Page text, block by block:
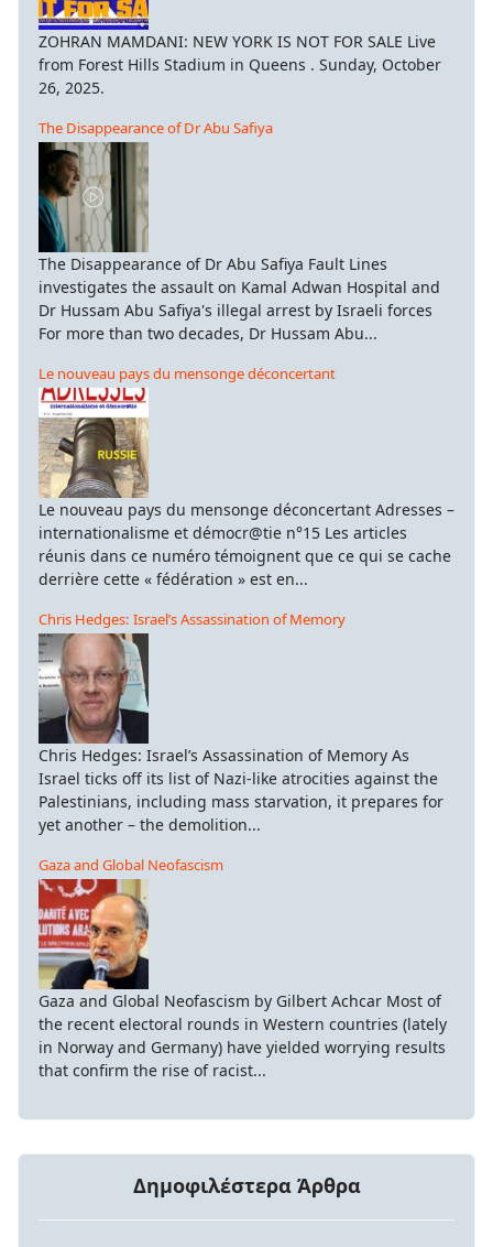
ZOHRAN MAMDANI: NEW YORK IS NOT FOR SALE Live
from Forest Hills Stadium in Queens . Sunday, October
26, 2025.
The Disappearance of Dr Abu Safiya
The Disappearance of Dr Abu Safiya Fault Lines
investigates the assault on Kamal Adwan Hospital and
Dr Hussam Abu Safiya's illegal arrest by Israeli forces
For more than two decades, Dr Hussam Abu...
Le nouveau pays du mensonge déconcertant
Le nouveau pays du mensonge déconcertant Adresses –
internationalisme et démocr@tie n°15 Les articles
réunis dans ce numéro témoignent que ce qui se cache
derrière cette « fédération » est en...
Chris Hedges: Israel’s Assassination of Memory
Chris Hedges: Israel’s Assassination of Memory As
Israel ticks off its list of Nazi-like atrocities against the
Palestinians, including mass starvation, it prepares for
yet another – the demolition...
Gaza and Global Neofascism
Gaza and Global Neofascism by Gilbert Achcar Most of
the recent electoral rounds in Western countries (lately
in Norway and Germany) have yielded worrying results
that confirm the rise of racist...
Δημοφιλέστερα Άρθρα